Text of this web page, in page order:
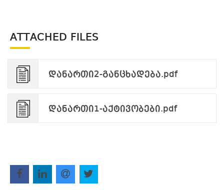
ATTACHED FILES
დანართი2-განცხადება.pdf
დანართი1-აქტივობები.pdf